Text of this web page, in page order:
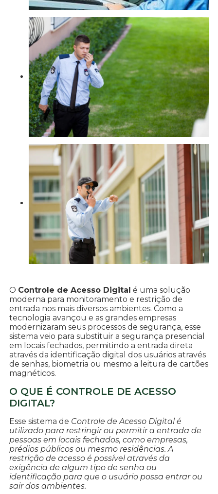
O Controle de Acesso Digital é uma solução
moderna para monitoramento e restrição de
entrada nos mais diversos ambientes. Como a
tecnologia avançou e as grandes empresas
modernizaram seus processos de segurança, esse
sistema veio para substituir a segurança presencial
em locais fechados, permitindo a entrada direta
através da identificação digital dos usuários através
de senhas, biometria ou mesmo a leitura de cartões
magnéticos.
O QUE É CONTROLE DE ACESSO
DIGITAL?
Esse sistema de Controle de Acesso Digital é
utilizado para restringir ou permitir a entrada de
pessoas em locais fechados, como empresas,
prédios públicos ou mesmo residências. A
restrição de acesso é possível através da
exigência de algum tipo de senha ou
identificação para que o usuário possa entrar ou
sair dos ambientes.